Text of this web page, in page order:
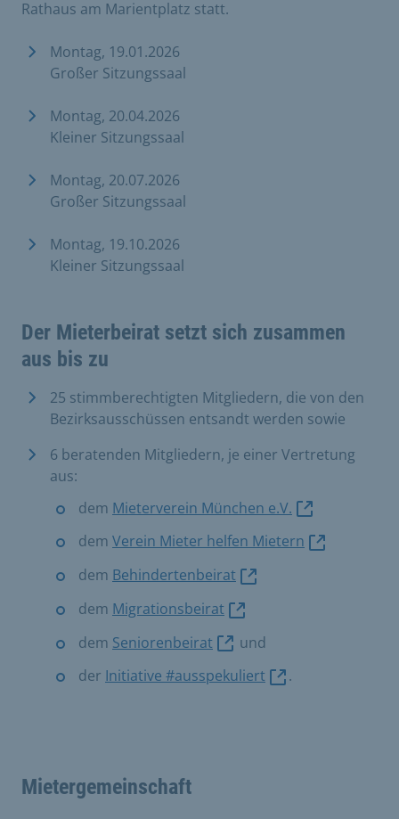
Rathaus am Marientplatz statt.
Montag, 19.01.2026
Großer Sitzungssaal
Montag, 20.04.2026
Kleiner Sitzungssaal
Montag, 20.07.2026
Großer Sitzungssaal
Montag, 19.10.2026
Kleiner Sitzungssaal
Der Mieterbeirat setzt sich zusammen
aus bis zu
25 stimmberechtigten Mitgliedern, die von den
Bezirksausschüssen entsandt werden sowie
6 beratenden Mitgliedern, je einer Vertretung
aus:
dem Mieterverein München e.V.
dem Verein Mieter helfen Mietern
dem Behindertenbeirat
dem Migrationsbeirat
dem Seniorenbeirat
und
der Initiative #ausspekuliert .
Mietergemeinschaft